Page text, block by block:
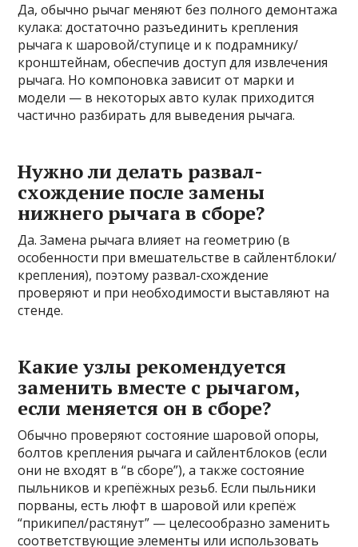
Да, обычно рычаг меняют без полного демонтажа
кулака: достаточно разъединить крепления
рычага к шаровой/ступице и к подрамнику/
кронштейнам, обеспечив доступ для извлечения
рычага. Но компоновка зависит от марки и
модели — в некоторых авто кулак приходится
частично разбирать для выведения рычага.
Нужно ли делать развал-
схождение после замены
нижнего рычага в сборе?
Да. Замена рычага влияет на геометрию (в
особенности при вмешательстве в сайлентблоки/
крепления), поэтому развал-схождение
проверяют и при необходимости выставляют на
стенде.
Какие узлы рекомендуется
заменить вместе с рычагом,
если меняется он в сборе?
Обычно проверяют состояние шаровой опоры,
болтов крепления рычага и сайлентблоков (если
они не входят в “в сборе”), а также состояние
пыльников и крепёжных резьб. Если пыльники
порваны, есть люфт в шаровой или крепёж
“прикипел/растянут” — целесообразно заменить
соответствующие элементы или использовать